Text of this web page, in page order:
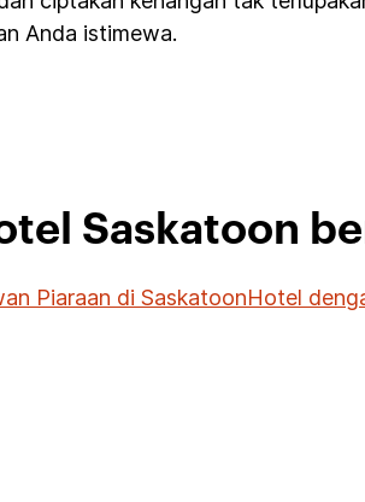
Anda istimewa.
Saskatoon
Piaraan di SaskatoonHotel